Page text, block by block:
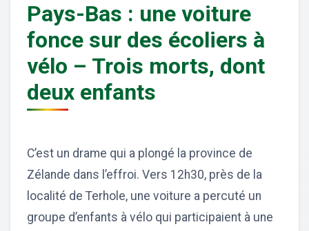
Pays-Bas : une voiture
fonce sur des écoliers à
vélo – Trois morts, dont
deux enfants
C’est un drame qui a plongé la province de
Zélande dans l’effroi. Vers 12h30, près de la
localité de Terhole, une voiture a percuté un
groupe d’enfants à vélo qui participaient à une